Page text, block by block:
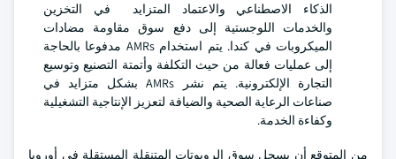
الذكاء الاصطناعي والاعتماد المتزايد في التخزين
والخدمات اللوجستية إلى دفع سوق مقاومة مضادات
الميكروبات في كندا. يتم استخدام AMRs مدفوعا بالحاجة
إلى عمليات فعالة من حيث التكلفة وأتمتة التصنيع وتوسيع
التجارة الإلكترونية. يتم نشر AMRs بشكل متزايد في
صناعات الرعاية الصحية والضيافة لتعزيز الإنتاجية التشغيلية
وكفاءة الخدمة.
من المتوقع أن يسجل سوق الروبوتات المتنقلة المستقلة في أوروبا